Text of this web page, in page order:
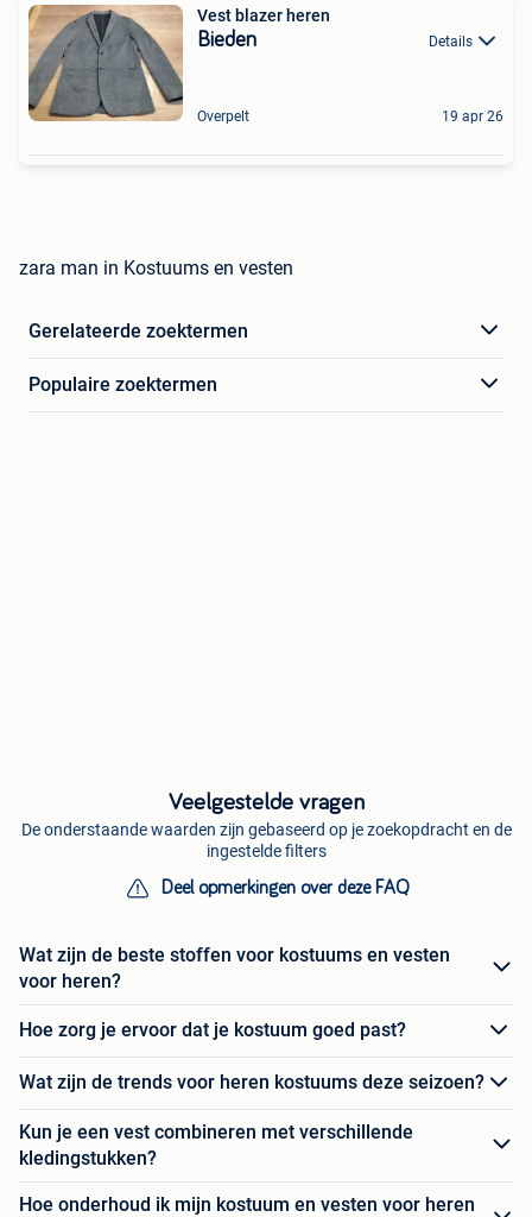
Vest blazer heren
Bieden Details
Overpelt 19 apr 26
zara man in Kostuums en vesten
Gerelateerde zoektermen
Populaire zoektermen
Veelgestelde vragen
De onderstaande waarden zijn gebaseerd op je zoekopdracht en de
ingestelde filters
Deel opmerkingen over deze FAQ
Wat zijn de beste stoffen voor kostuums en vesten
voor heren?
Hoe zorg je ervoor dat je kostuum goed past?
Wat zijn de trends voor heren kostuums deze seizoen?
Kun je een vest combineren met verschillende
kledingstukken?
Hoe onderhoud ik mijn kostuum en vesten voor heren